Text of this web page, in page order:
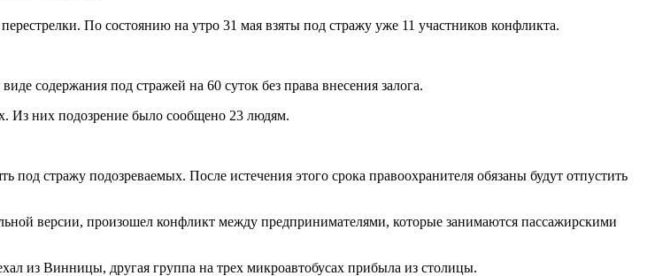
По состоянию на утро 31 мая взяты под стражу уже 11 участников конфликта.
содержания под стражей на 60 суток без права внесения залога.
Из них подозрение было сообщено 23 людям.
под стражу подозреваемых. После истечения этого срока правоохранителя обязаны будут отпустить
версии, произошел конфликт между предпринимателями, которые занимаются пассажирскими
из Винницы, другая группа на трех микроавтобусах прибыла из столицы.